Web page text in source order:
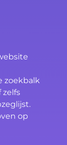
zoekbalk
zelfs
op